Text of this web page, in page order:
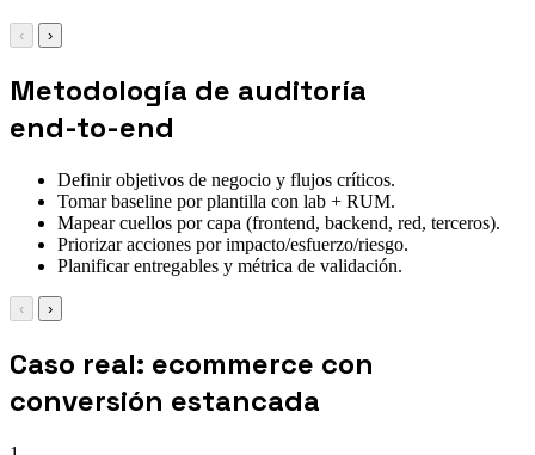
‹ ›
Metodología de auditoría
end-to-end
Definir objetivos de negocio y flujos críticos.
Tomar baseline por plantilla con lab + RUM.
Mapear cuellos por capa (frontend, backend, red, terceros).
Priorizar acciones por impacto/esfuerzo/riesgo.
Planificar entregables y métrica de validación.
‹ ›
Caso real: ecommerce con
conversión estancada